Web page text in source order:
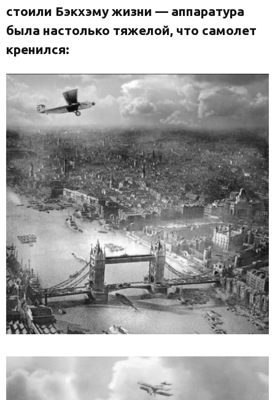
стоили Бэкхэму жизни — аппаратура
была настолько тяжелой, что самолет
кренился: